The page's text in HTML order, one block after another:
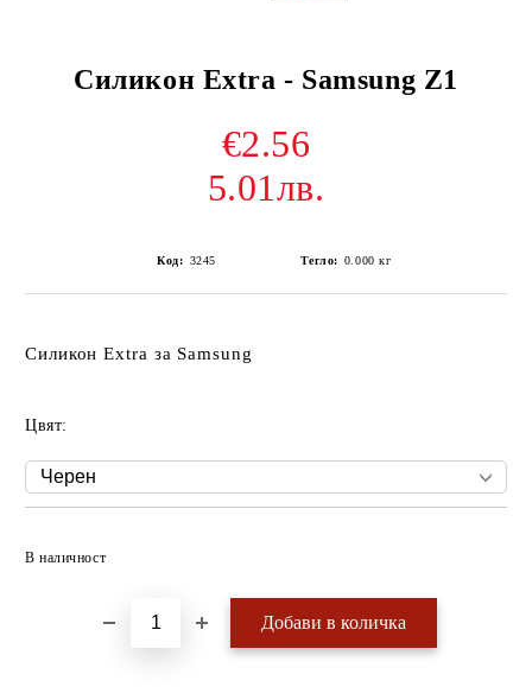
Силикон Extra - Samsung Z1
€2.56
5.01лв.
Код: 3245 Тегло: 0.000 кг
Силикон Extra за Samsung
Цвят:
В наличност